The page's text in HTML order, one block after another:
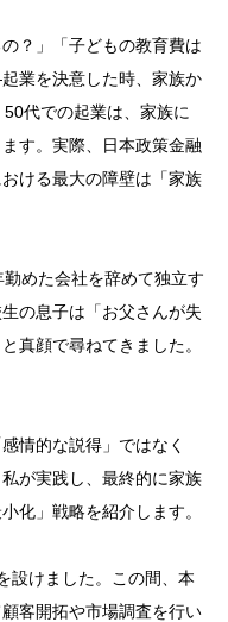
？」「子どもの教育費は
業を決意した時、家族か
代での起業は、家族に
す。実際、日本政策金融
ける最大の障壁は「家族
めた会社を辞めて独立す
の息子は「お父さんが失
真顔で尋ねてきました。
情的な説得」ではなく
が実践し、最終的に家族
化」戦略を紹介します。
設けました。この間、本
客開拓や市場調査を行い